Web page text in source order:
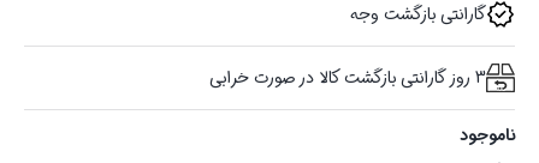
گارانتی بازگشت وجه
3 روز گارانتی بازگشت کالا در صورت خرابی
ناموجود